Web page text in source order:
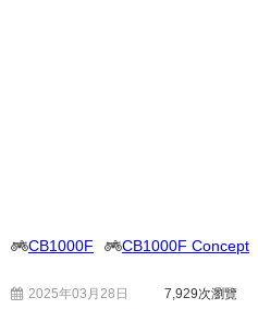
CB1000F CB1000F Concept
2025年03月28日 7,929次瀏覽